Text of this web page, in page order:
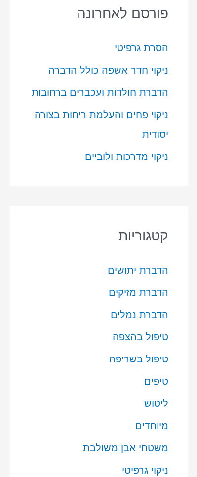
פורסם לאחרונה
הסרת גרפיטי
ניקוי חדר אשפה כולל הדברה
הדברת חולדות ועכברים ברחובות
ניקוי פחים והעלמת ריחות בצורה
יסודית
ניקוי מדרכות ולוביים
קטגוריות
הדברת יתושים
הדברת מזיקים
הדברת נמלים
טיפול בהצפה
טיפול בשריפה
טיפים
ליטוש
מיוחדים
משטחי אבן משולבת
ניקוי גרפיטי